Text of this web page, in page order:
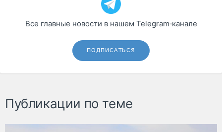
Все главные новости в нашем Telegram‑канале
ПОДПИСАТЬСЯ
Публикации по теме